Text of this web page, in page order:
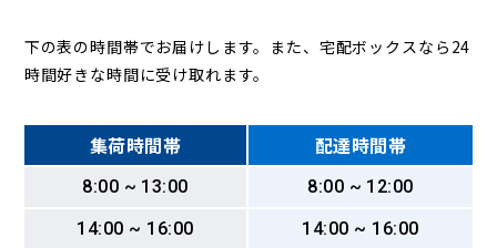
下の表の時間帯でお届けします。また、宅配ボックスなら24
時間好きな時間に受け取れます。
集荷時間帯 配達時間帯
8:00 ~ 13:00
8:00 ~ 12:00
14:00 ~ 16:00
14:00 ~ 16:00